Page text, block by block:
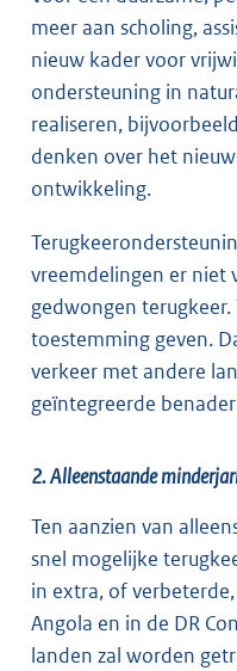
meer aan scholing,
nieuw kader voor
ondersteuning in
realiseren,
denken over het
ontwikkeling.
vreemdelingen er niet
gedwongen
toestemming geven.
verkeer met andere
geïntegreerde
2. Alleenstaande
Ten aanzien van
snel mogelijke
in extra, of
Angola en in de DR
landen zal worden